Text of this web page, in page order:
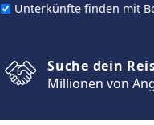
Unterkünfte finden mit
Suche dein
Millionen von